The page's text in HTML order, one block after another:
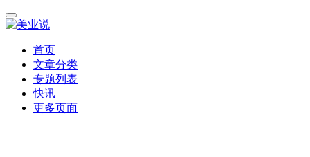
首页
文章分类
专题列表
快讯
更多页面